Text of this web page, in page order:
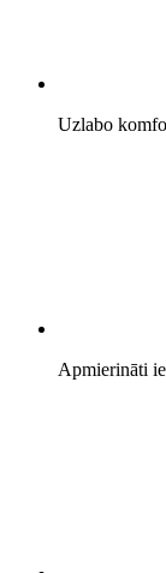
Uzlabo
Apmierināti